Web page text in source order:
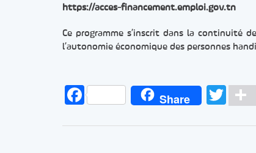
https://acces-financement.emploi.gov.tn
Ce programme s’inscrit dans la continuité
l’autonomie économique des personnes
FacebookShare